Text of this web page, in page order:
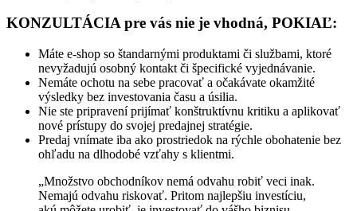
KONZULTÁCIA pre vás nie je vhodná, POKIAĽ:
Máte e-shop so štandarnými produktami či službami, ktoré
nevyžadujú osobný kontakt či špecifické vyjednávanie.
Nemáte ochotu na sebe pracovať a očakávate okamžité
výsledky bez investovania času a úsilia.
Nie ste pripravení prijímať konštruktívnu kritiku a aplikovať
nové prístupy do svojej predajnej stratégie.
Predaj vnímate iba ako prostriedok na rýchle obohatenie bez
ohľadu na dlhodobé vzťahy s klientmi.
„Množstvo obchodníkov nemá odvahu robiť veci inak.
Nemajú odvahu riskovať. Pritom najlepšiu investíciu,